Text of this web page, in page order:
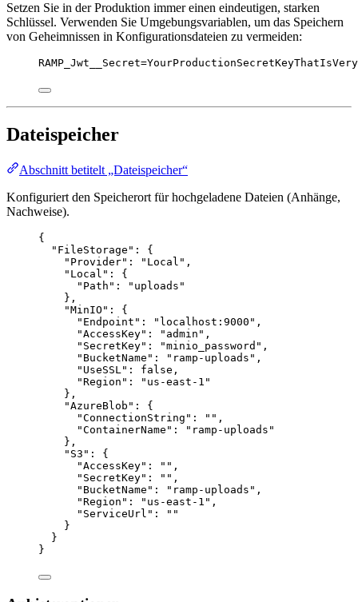
Setzen Sie in der Produktion immer einen eindeutigen, starken
Schlüssel. Verwenden Sie Umgebungsvariablen, um das Speichern
von Geheimnissen in Konfigurationsdateien zu vermeiden:
Dateispeicher
Abschnitt betitelt „Dateispeicher“
Konfiguriert den Speicherort für hochgeladene Dateien (Anhänge,
Nachweise).
{
"FileStorage" : {
"Provider" : " Local " ,
"Local" : {
"Path" : " uploads "
},
"MinIO" : {
"Endpoint" : " localhost:9000 " ,
"AccessKey" : " admin " ,
"SecretKey" : "minio_password " ,
"BucketName" : " ramp-uploads " ,
"UseSSL" : false ,
"Region" : " us-east-1 "
},
"AzureBlob" : {
"ConnectionString" : "" ,
"ContainerName" : " ramp-uploads "
},
"S3" : {
"AccessKey" : "" ,
"SecretKey" : "" ,
"BucketName" : " ramp-uploads " ,
"Region" : " us-east-1 " ,
"ServiceUrl" :
""
}
}
}